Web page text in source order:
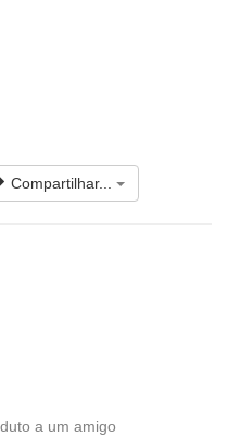
Compartilhar...
a um amigo